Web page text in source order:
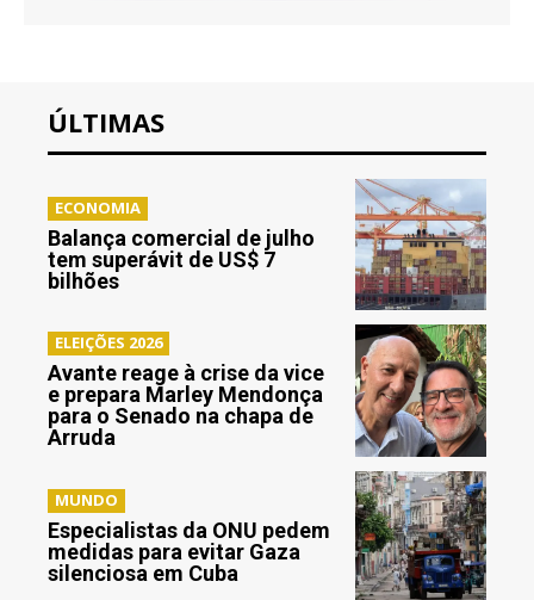
ÚLTIMAS
ECONOMIA
Balança comercial de julho
tem superávit de US$ 7
bilhões
ELEIÇÕES 2026
Avante reage à crise da vice
e prepara Marley Mendonça
para o Senado na chapa de
Arruda
MUNDO
Especialistas da ONU pedem
medidas para evitar Gaza
silenciosa em Cuba